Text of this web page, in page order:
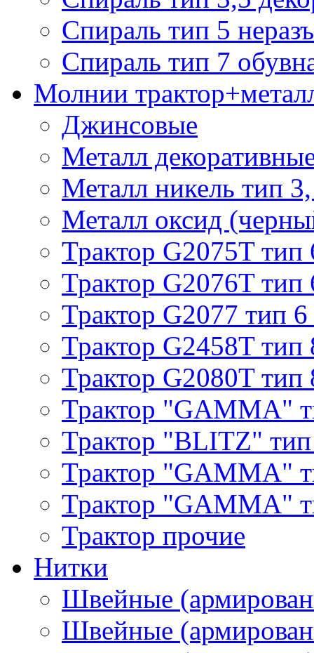
Спираль тип 5
Спираль тип 7
Молнии
Джинсовые
Металл
Металл никель тип
Металл оксид
Трактор G2075T тип
Трактор G2076T тип
Трактор G2077 тип 6
Трактор G2458T тип
Трактор G2080T тип
Трактор "GAMMA"
Трактор "BLITZ"
Трактор "GAMMA"
Трактор "GAMMA"
Трактор прочие
Нитки
Швейные
Швейные